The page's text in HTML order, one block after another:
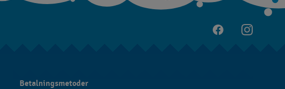
Betalningsmetoder